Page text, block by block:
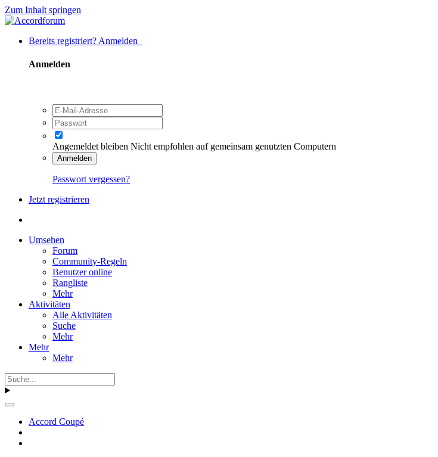
Zum Inhalt springen
Bereits registriert? Anmelden
Anmelden
Angemeldet bleiben Nicht empfohlen auf gemeinsam genutzten Computern
Anmelden
Passwort vergessen?
Jetzt registrieren
Umsehen
Forum
Community-Regeln
Benutzer online
Rangliste
Mehr
Aktivitäten
Alle Aktivitäten
Suche
Mehr
Mehr
Mehr
Accord Coupé